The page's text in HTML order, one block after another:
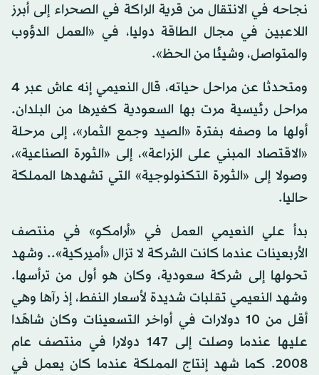
نجاحه في الانتقال من قرية الراكة في الصحراء إلى أبرز
اللاعبين في مجال الطاقة دوليا، في «العمل الدؤوب
والمتواصل، وشيئا من الحظ».
ومتحدثا عن مراحل حياته، قال النعيمي إنه عاش عبر 4
مراحل رئيسية مرت بها السعودية كغيرها من البلدان.
أولها ما وصفه بفترة «الصيد وجمع الثمار»، إلى مرحلة
«الاقتصاد المبني على الزراعة»، إلى «الثورة الصناعية»،
وصولا إلى «الثورة التكنولوجية» التي تشهدها المملكة
حاليا.
بدأ علي النعيمي العمل في «أرامكو» في منتصف
الأربعينات عندما كانت الشركة لا تزال «أميركية».. وشهد
تحولها إلى شركة سعودية، وكان هو أول من ترأسها.
وشهد النعيمي تقلبات شديدة لأسعار النفط، إذ رآها وهي
أقل من 10 دولارات في أواخر التسعينات وكان شاهًدا
عليها عندما وصلت إلى 147 دولارا في منتصف عام
2008. كما شهد إنتاج المملكة عندما كان يعمل في